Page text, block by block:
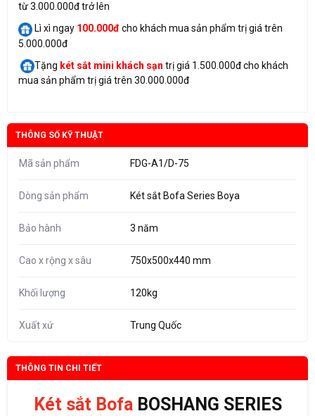
từ 3.000.000đ trở lên
Lì xì ngay 100.000đcho khách mua sản phẩm trị giá trên
5.000.000đ
Tặng két sắt mini khách sạn trị giá 1.500.000đ cho khách
mua sản phẩm trị giá trên 30.000.000đ
THÔNG TIN CHI TIẾT
Két sắt BofaBOSHANG SERIES
THÔNG SỐ KỸ THUẬT
Mã sản phẩm FDG-A1/D-75
Dòng sản phẩm Két sắt Bofa Series Boya
Bảo hành 3 năm
Cao x rộng x sâu 750x500x440 mm
Khối lượng 120kg
Xuất xứ Trung Quốc